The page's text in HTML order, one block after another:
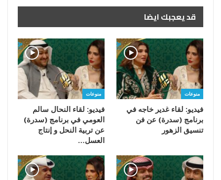
قد يعجبك ايضا
منوعات
فيديو: لقاء غدير خاجه في
برنامج (سدرة) عن فن
تنسيق الزهور
منوعات
فيديو: لقاء النحال سالم
العومي في برنامج (سدرة)
عن تربية النحل و إنتاج
العسل…